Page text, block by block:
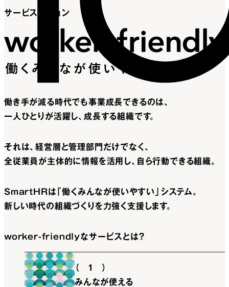
サービスビジョン
働き手が減る時代でも事業成長できるのは、
一人ひとりが活躍し、 成長する組織です。
それは、経営層と管理部門だけでなく、
全従業員が主体的に情報を活用し、 自ら行動できる組織。
SmartHRは 「働くみんなが使いやすい」システム。
新しい時代の組織づくりを力強く支援します。
worker-friendlyなサービスとは？
（1）
みんなが使える